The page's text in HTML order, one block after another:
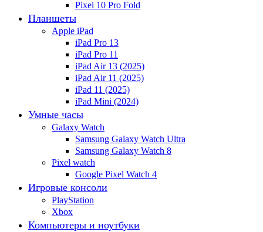
Pixel 10 Pro Fold
Планшеты
Apple iPad
iPad Pro 13
iPad Pro 11
iPad Air 13 (2025)
iPad Air 11 (2025)
iPad 11 (2025)
iPad Mini (2024)
Умные часы
Galaxy Watch
Samsung Galaxy Watch Ultra
Samsung Galaxy Watch 8
Pixel watch
Google Pixel Watch 4
Игровые консоли
PlayStation
Xbox
Компьютеры и ноутбуки